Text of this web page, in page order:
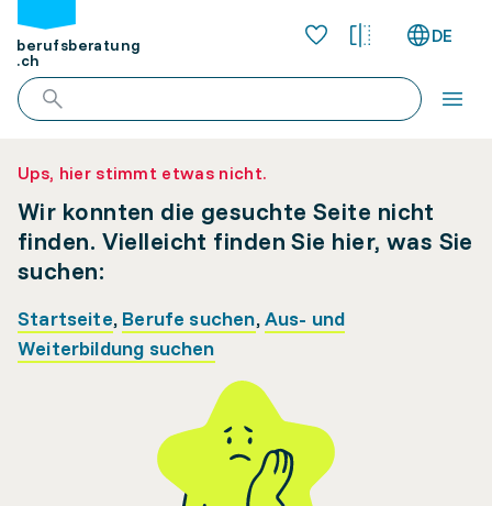
berufsberatung
.ch
DE
Ups, hier stimmt etwas nicht.
Wir konnten die gesuchte Seite nicht
finden. Vielleicht finden Sie hier, was Sie
suchen:
Startseite, Berufe suchen,Aus- und
Weiterbildung suchen